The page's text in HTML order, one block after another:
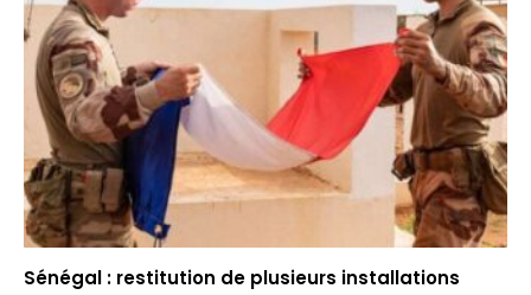
Sénégal : restitution de plusieurs installations